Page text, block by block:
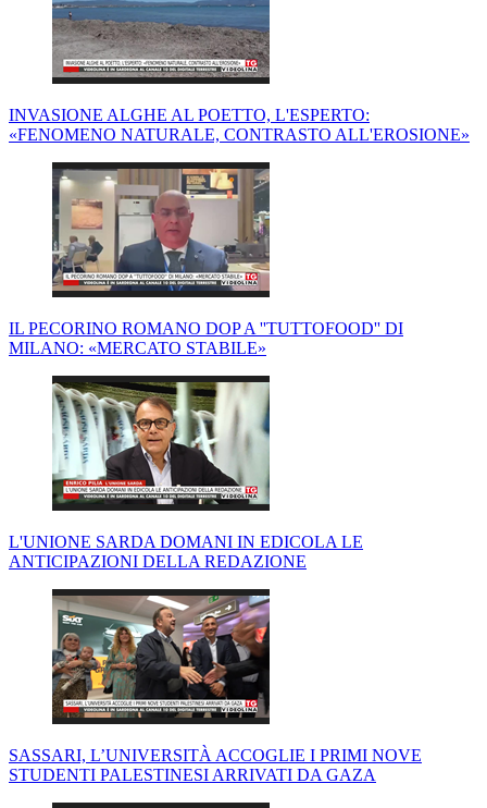
INVASIONE ALGHE AL POETTO, L'ESPERTO:
«FENOMENO NATURALE, CONTRASTO ALL'EROSIONE»
IL PECORINO ROMANO DOP A ''TUTTOFOOD'' DI
MILANO: «MERCATO STABILE»
L'UNIONE SARDA DOMANI IN EDICOLA LE
ANTICIPAZIONI DELLA REDAZIONE
SASSARI, L’UNIVERSITÀ ACCOGLIE I PRIMI NOVE
STUDENTI PALESTINESI ARRIVATI DA GAZA